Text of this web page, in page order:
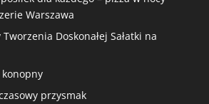
Warszawa
Doskonałej Sałatki na
przysmak